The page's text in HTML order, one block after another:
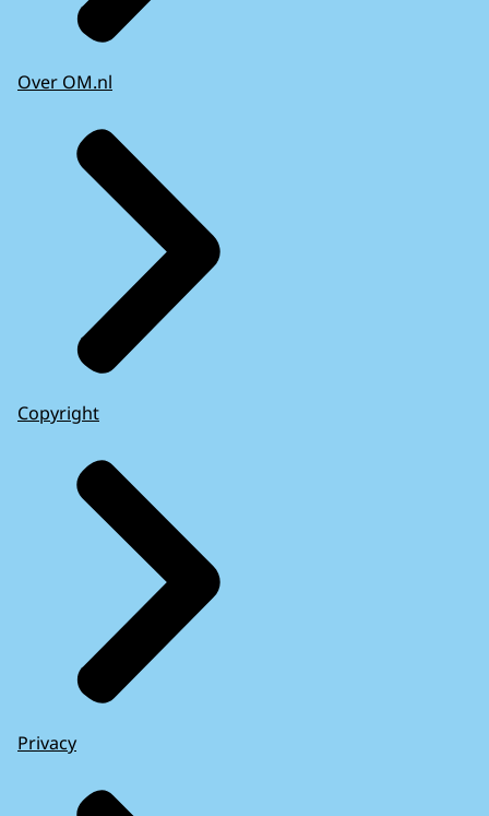
Over OM.nl
Copyright
Privacy